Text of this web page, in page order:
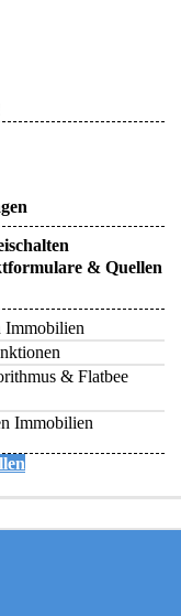
& Quellen
Immobilien
& Flatbee
Immobilien